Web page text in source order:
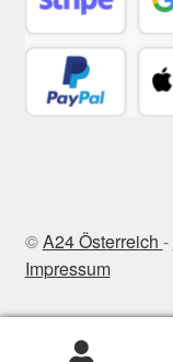
©A24 Österreich -
Impressum
Suchen